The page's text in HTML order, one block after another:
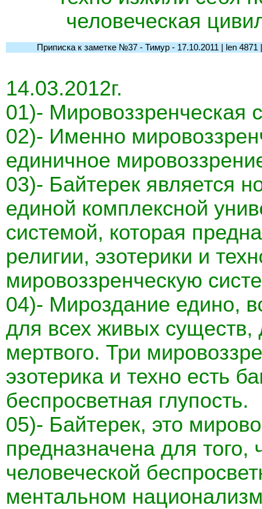
человеческая
Приписка к заметке №37 - Тимур - 17.10.2011 | len 4871
14.03.2012г.
01)- Мировоззренческая
02)- Именно
единичное
03)- Байтерек является
единой комплексной
системой, которая
религии, эзотерики и
мировоззренческую
04)- Мироздание едино,
для всех живых существ,
мертвого. Три
эзотерика и техно есть
беспросветная глупость.
05)- Байтерек, это
предназначена для
человеческой
ментальном